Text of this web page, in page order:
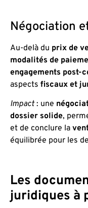
Négociation
Au-delà du prix de
modalités de
engagements post-
aspects fiscaux et
Impact: une
dossier solide,
et de conclure la
équilibrée pour les
Les
juridiques à